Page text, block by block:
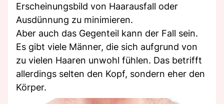
Erscheinungsbild von Haarausfall oder
Ausdünnung zu minimieren.
Aber auch das Gegenteil kann der Fall sein.
Es gibt viele Männer, die sich aufgrund von
zu vielen Haaren unwohl fühlen. Das betrifft
allerdings selten den Kopf, sondern eher den
Körper.